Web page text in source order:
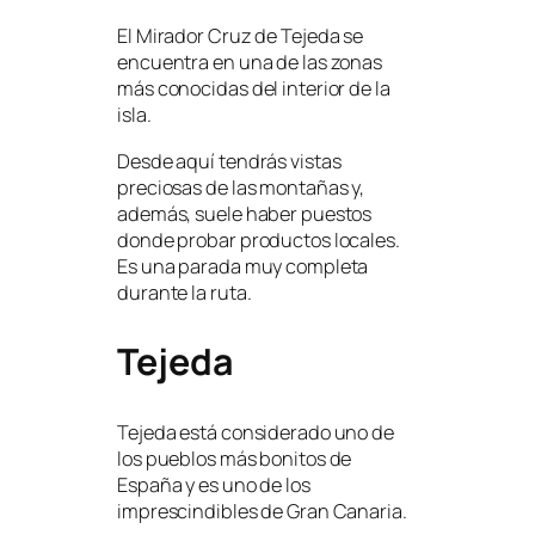
El Mirador Cruz de Tejeda se
encuentra en una de las zonas
más conocidas del interior de la
isla.
Desde aquí tendrás vistas
preciosas de las montañas y,
además, suele haber puestos
donde probar productos locales.
Es una parada muy completa
durante la ruta.
Tejeda
Tejeda está considerado uno de
los pueblos más bonitos de
España y es uno de los
imprescindibles de Gran Canaria.